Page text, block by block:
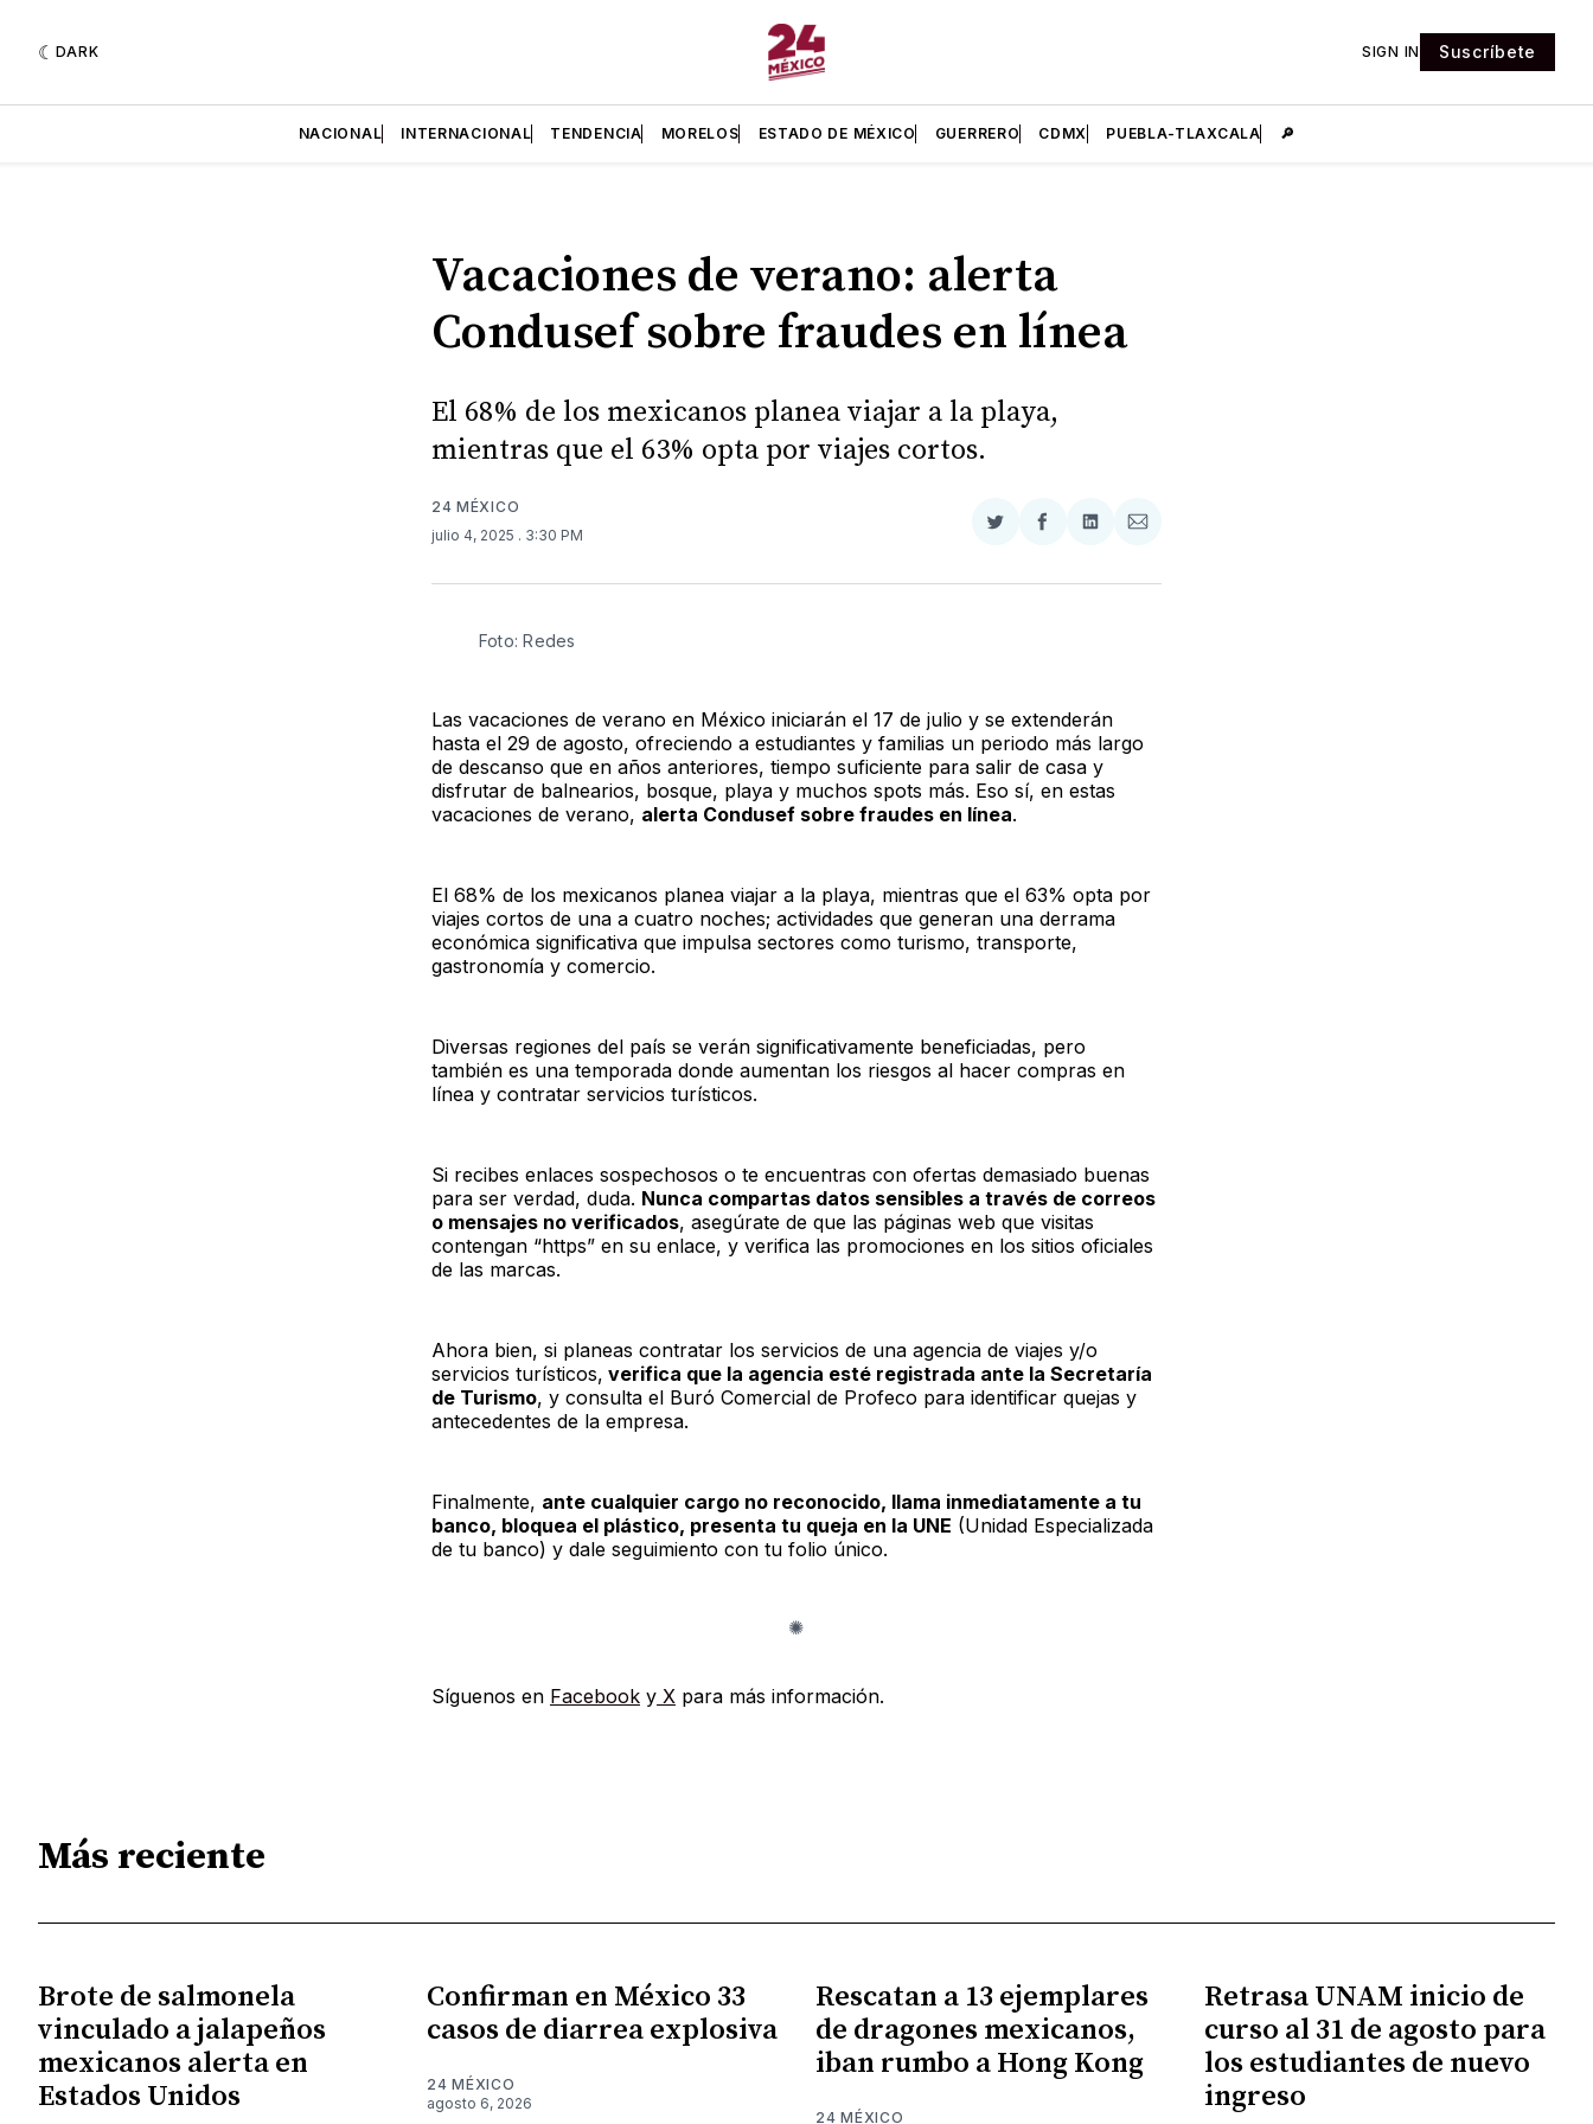
DARK SIGN IN Suscríbete
NACIONAL INTERNACIONAL TENDENCIA MORELOS ESTADO DE MÉXICO GUERRERO CDMX PUEBLA-TLAXCALA 🔎
Vacaciones de verano: alerta
Condusef sobre fraudes en línea
El 68% de los mexicanos planea viajar a la playa,
mientras que el 63% opta por viajes cortos.
24 MÉXICO
julio 4, 2025 . 3:30 PM
Compartir
Twitter
Compartir
Facebook
Compartir
LinkedIn
Compartir
Email
Foto: Redes
Las vacaciones de verano en México iniciarán el 17 de julio y se extenderán
hasta el 29 de agosto, ofreciendo a estudiantes y familias un periodo más largo
de descanso que en años anteriores, tiempo suficiente para salir de casa y
disfrutar de balnearios, bosque, playa y muchos spots más. Eso sí, en estas
vacaciones de verano, alerta Condusef sobre fraudes en línea.
El 68% de los mexicanos planea viajar a la playa, mientras que el 63% opta por
viajes cortos de una a cuatro noches; actividades que generan una derrama
económica significativa que impulsa sectores como turismo, transporte,
gastronomía y comercio.
Diversas regiones del país se verán significativamente beneficiadas, pero
también es una temporada donde aumentan los riesgos al hacer compras en
línea y contratar servicios turísticos.
Si recibes enlaces sospechosos o te encuentras con ofertas demasiado buenas
para ser verdad, duda. Nunca compartas datos sensibles a través de correos
o mensajes no verificados, asegúrate de que las páginas web que visitas
contengan “https” en su enlace, y verifica las promociones en los sitios oficiales
de las marcas.
Ahora bien, si planeas contratar los servicios de una agencia de viajes y/o
servicios turísticos, verifica que la agencia esté registrada ante la Secretaría
de Turismo, y consulta el Buró Comercial de Profeco para identificar quejas y
antecedentes de la empresa.
Finalmente, ante cualquier cargo no reconocido, llama inmediatamente a tu
banco, bloquea el plástico, presenta tu queja en la UNE (Unidad Especializada
de tu banco) y dale seguimiento con tu folio único.
Síguenos en FacebookyX para más información.
Más reciente
Brote de salmonela
vinculado a jalapeños
mexicanos alerta en
Estados Unidos
Confirman en México 33
casos de diarrea explosiva
24 MÉXICO
agosto 6, 2026
Rescatan a 13 ejemplares
de dragones mexicanos,
iban rumbo a Hong Kong
24 MÉXICO
Retrasa UNAM inicio de
curso al 31 de agosto para
los estudiantes de nuevo
ingreso